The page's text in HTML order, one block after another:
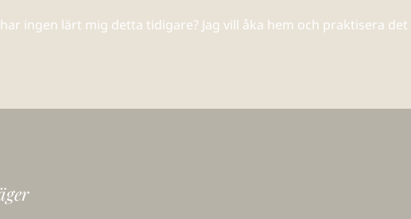
ingen lärt mig detta tidigare? Jag vill åka hem och praktisera det